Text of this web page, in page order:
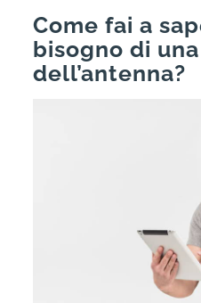
Come fai a
bisogno di
dell’antenna?